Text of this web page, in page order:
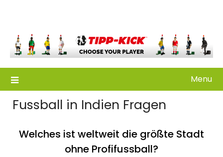
Menu
Fussball in Indien Fragen
Welches ist weltweit die größte Stadt
ohne Profifussball?